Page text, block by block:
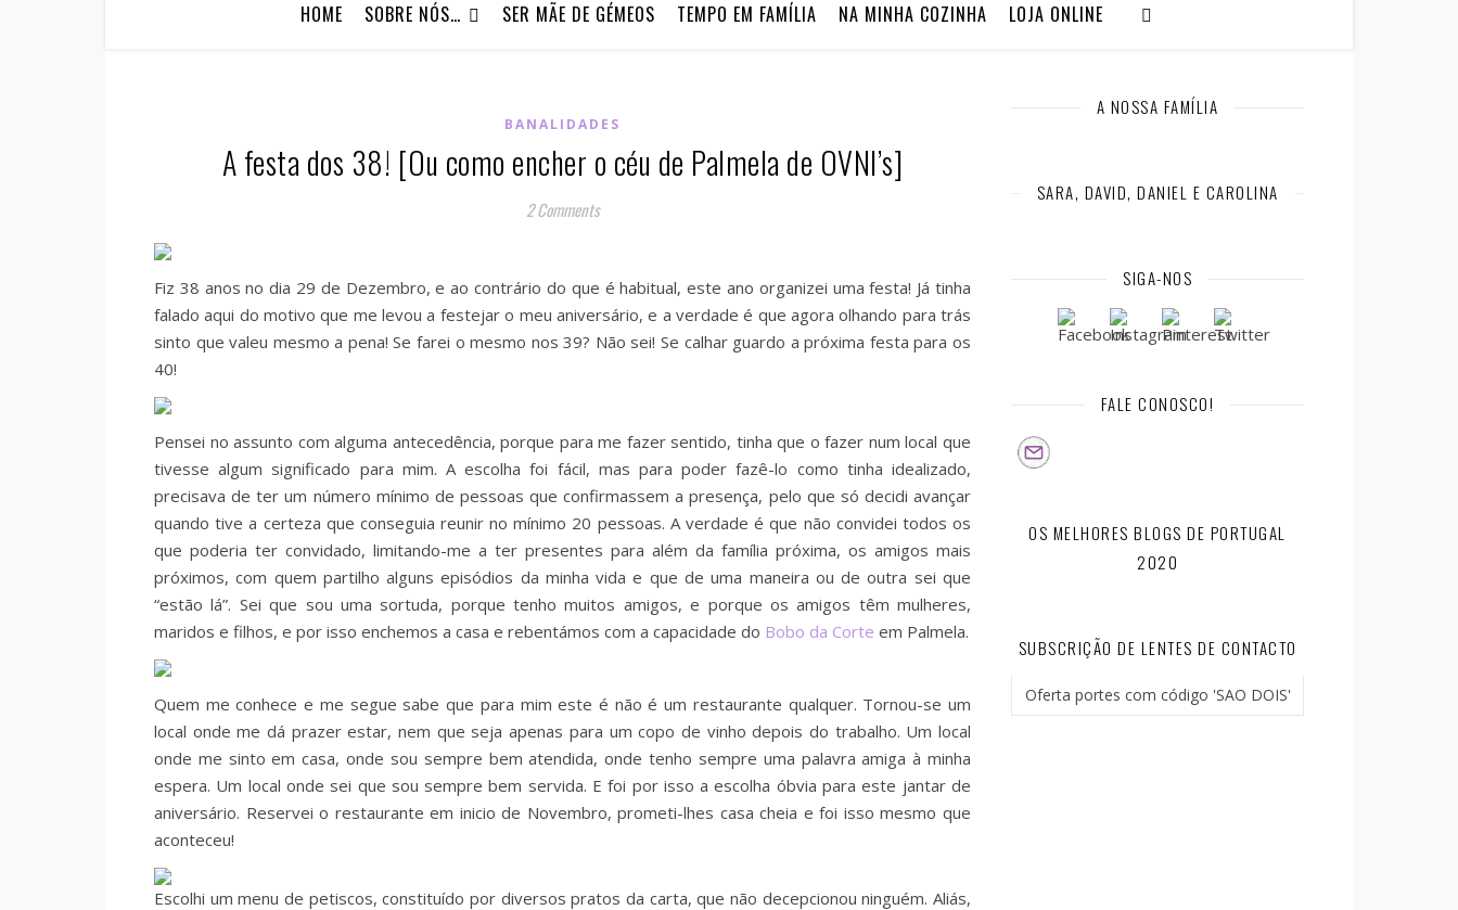
HOME SOBRE NÓS… SER MÃE DE GÉMEOS TEMPO EM FAMÍLIA NA MINHA COZINHA LOJA ONLINE
BANALIDADES
A festa dos 38! [Ou como encher o céu de Palmela de OVNI’s]
2 Comments
Fiz 38 anos no dia 29 de Dezembro, e ao contrário do que é habitual, este ano organizei uma festa! Já tinha
falado aqui do motivo que me levou a festejar o meu aniversário, e a verdade é que agora olhando para trás
sinto que valeu mesmo a pena! Se farei o mesmo nos 39? Não sei! Se calhar guardo a próxima festa para os
40!
Pensei no assunto com alguma antecedência, porque para me fazer sentido, tinha que o fazer num local que
tivesse algum significado para mim. A escolha foi fácil, mas para poder fazê-lo como tinha idealizado,
precisava de ter um número mínimo de pessoas que confirmassem a presença, pelo que só decidi avançar
quando tive a certeza que conseguia reunir no mínimo 20 pessoas. A verdade é que não convidei todos os
que poderia ter convidado, limitando-me a ter presentes para além da família próxima, os amigos mais
próximos, com quem partilho alguns episódios da minha vida e que de uma maneira ou de outra sei que
“estão lá”. Sei que sou uma sortuda, porque tenho muitos amigos, e porque os amigos têm mulheres,
maridos e filhos, e por isso enchemos a casa e rebentámos com a capacidade do Bobo da Corte em Palmela.
Quem me conhece e me segue sabe que para mim este é não é um restaurante qualquer. Tornou-se um
local onde me dá prazer estar, nem que seja apenas para um copo de vinho depois do trabalho. Um local
onde me sinto em casa, onde sou sempre bem atendida, onde tenho sempre uma palavra amiga à minha
espera. Um local onde sei que sou sempre bem servida. E foi por isso a escolha óbvia para este jantar de
aniversário. Reservei o restaurante em inicio de Novembro, prometi-lhes casa cheia e foi isso mesmo que
aconteceu!
Escolhi um menu de petiscos, constituído por diversos pratos da carta, que não decepcionou ninguém. Aliás,
A NOSSA FAMÍLIA
SARA, DAVID, DANIEL E CAROLINA
SIGA-NOS
FALE CONOSCO!
OS MELHORES BLOGS DE PORTUGAL
2020
SUBSCRIÇÃO DE LENTES DE CONTACTO
Oferta portes com código 'SAO DOIS'